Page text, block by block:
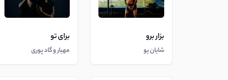
بزار برو
شایان یو
برای تو
مهیار و گاد پوری